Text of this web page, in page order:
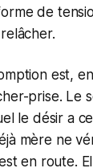
de
est,
prise. Le
le désir a
mère ne
en route.